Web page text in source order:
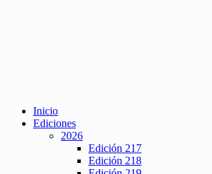
Inicio
Ediciones
2026
Edición 217
Edición 218